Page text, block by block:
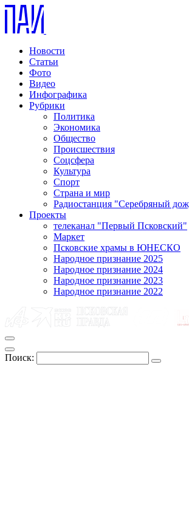
Новости
Статьи
Фото
Видео
Инфографика
Рубрики
Политика
Экономика
Общество
Происшествия
Соцсфера
Культура
Спорт
Страна и мир
Радиостанция "Серебряный
Проекты
телеканал "Первый Псковский"
Маркет
Псковские храмы в ЮНЕСКО
Народное признание 2025
Народное признание 2024
Народное признание 2023
Народное признание 2022
Поиск: